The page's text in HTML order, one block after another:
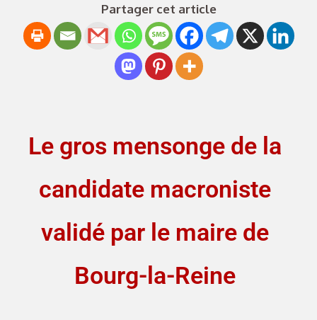
Partager cet article
Le gros mensonge de la
candidate macroniste
validé par le maire de
Bourg-la-Reine